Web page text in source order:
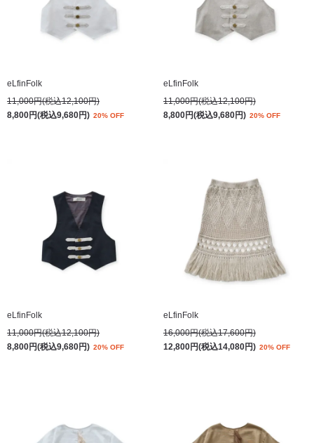
eLfinFolk
11,000円(税込12,100円)
8,800円(税込9,680円) 20% OFF
eLfinFolk
11,000円(税込12,100円)
8,800円(税込9,680円) 20% OFF
eLfinFolk
11,000円(税込12,100円)
8,800円(税込9,680円) 20% OFF
eLfinFolk
16,000円(税込17,600円)
12,800円(税込14,080円) 20% OFF